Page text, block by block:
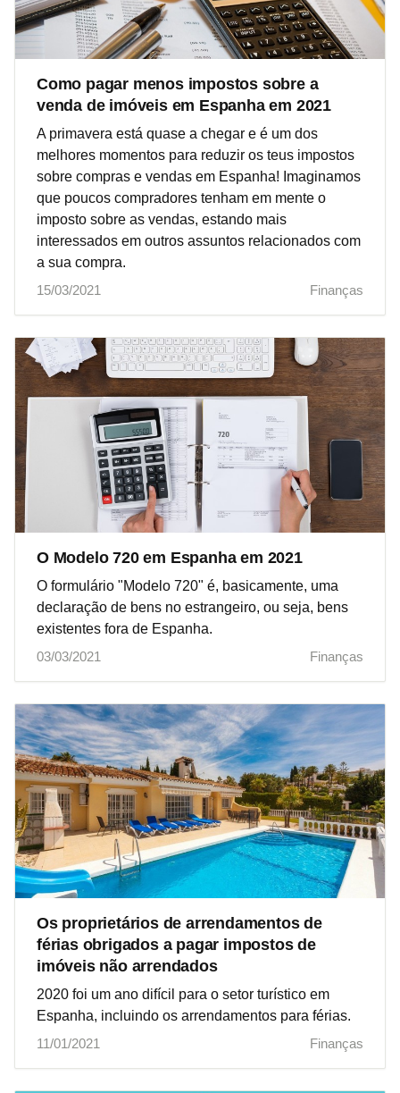
Como pagar menos impostos sobre a
venda de imóveis em Espanha em 2021
A primavera está quase a chegar e é um dos
melhores momentos para reduzir os teus impostos
sobre compras e vendas em Espanha! Imaginamos
que poucos compradores tenham em mente o
imposto sobre as vendas, estando mais
interessados em outros assuntos relacionados com
a sua compra.
15/03/2021
Finanças
O Modelo 720 em Espanha em 2021
O formulário "Modelo 720" é, basicamente, uma
declaração de bens no estrangeiro, ou seja, bens
existentes fora de Espanha.
03/03/2021
Finanças
Os proprietários de arrendamentos de
férias obrigados a pagar impostos de
imóveis não arrendados
2020 foi um ano difícil para o setor turístico em
Espanha, incluindo os arrendamentos para férias.
11/01/2021
Finanças